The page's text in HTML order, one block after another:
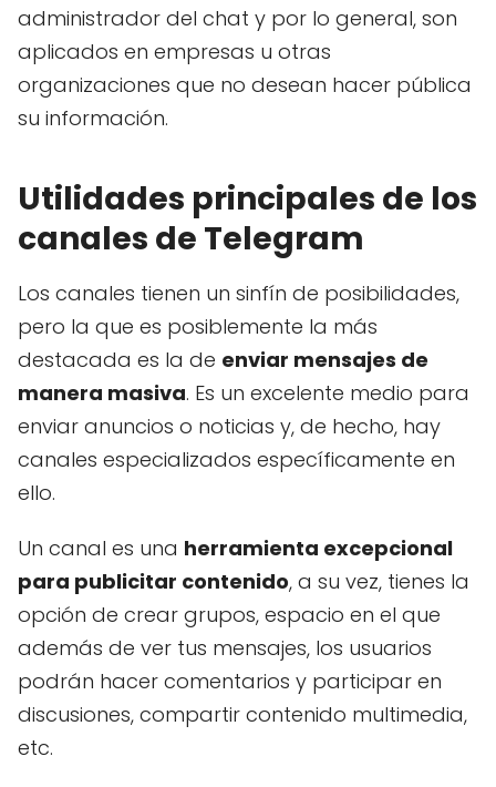
administrador del chat y por lo general, son
aplicados en empresas u otras
organizaciones que no desean hacer pública
su información.
Utilidades principales de los
canales de Telegram
Los canales tienen un sinfín de posibilidades,
pero la que es posiblemente la más
destacada es la de enviar mensajes de
manera masiva. Es un excelente medio para
enviar anuncios o noticias y, de hecho, hay
canales especializados específicamente en
ello.
Un canal es una herramienta excepcional
para publicitar contenido, a su vez, tienes la
opción de crear grupos, espacio en el que
además de ver tus mensajes, los usuarios
podrán hacer comentarios y participar en
discusiones, compartir contenido multimedia,
etc.